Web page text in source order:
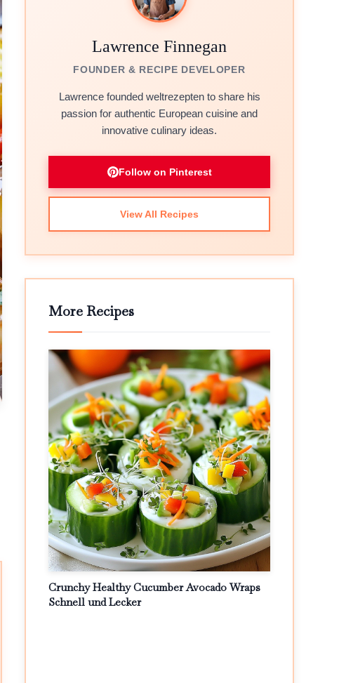
Lawrence Finnegan
FOUNDER & RECIPE DEVELOPER
Lawrence founded weltrezepten to share his
passion for authentic European cuisine and
innovative culinary ideas.
Follow on Pinterest
View All Recipes
More Recipes
Crunchy Healthy Cucumber Avocado Wraps
Schnell und Lecker